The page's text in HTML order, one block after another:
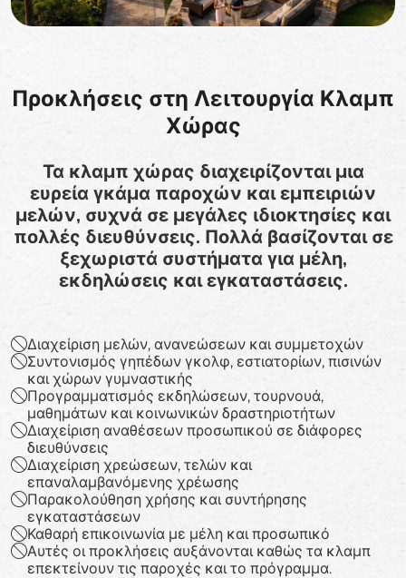
Προκλήσεις στη Λειτουργία Κλαμπ
Χώρας
Τα κλαμπ χώρας διαχειρίζονται μια
ευρεία γκάμα παροχών και εμπειριών
μελών, συχνά σε μεγάλες ιδιοκτησίες και
πολλές διευθύνσεις. Πολλά βασίζονται σε
ξεχωριστά συστήματα για μέλη,
εκδηλώσεις και εγκαταστάσεις.
Διαχείριση μελών, ανανεώσεων και συμμετοχών
Συντονισμός γηπέδων γκολφ, εστιατορίων, πισινών
και χώρων γυμναστικής
Προγραμματισμός εκδηλώσεων, τουρνουά,
μαθημάτων και κοινωνικών δραστηριοτήτων
Διαχείριση αναθέσεων προσωπικού σε διάφορες
διευθύνσεις
Διαχείριση χρεώσεων, τελών και
επαναλαμβανόμενης χρέωσης
Παρακολούθηση χρήσης και συντήρησης
εγκαταστάσεων
Καθαρή επικοινωνία με μέλη και προσωπικό
Αυτές οι προκλήσεις αυξάνονται καθώς τα κλαμπ
επεκτείνουν τις παροχές και το πρόγραμμα.